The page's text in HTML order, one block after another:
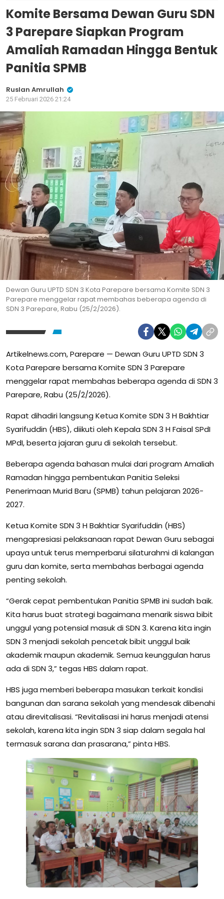
Komite Bersama Dewan Guru SDN
3 Parepare Siapkan Program
Amaliah Ramadan Hingga Bentuk
Panitia SPMB
Ruslan Amrullah
25 Februari 2026 21:24
Dewan Guru UPTD SDN 3 Kota Parepare bersama Komite SDN 3
Parepare menggelar rapat membahas beberapa agenda di
SDN 3 Parepare, Rabu (25/2/2026).
Artikelnews.com, Parepare — Dewan Guru UPTD SDN 3
Kota Parepare bersama Komite SDN 3 Parepare
menggelar rapat membahas beberapa agenda di SDN 3
Parepare, Rabu (25/2/2026).
Rapat dihadiri langsung Ketua Komite SDN 3 H Bakhtiar
Syarifuddin (HBS), diikuti oleh Kepala SDN 3 H Faisal SPdI
MPdI, beserta jajaran guru di sekolah tersebut.
Beberapa agenda bahasan mulai dari program Amaliah
Ramadan hingga pembentukan Panitia Seleksi
Penerimaan Murid Baru (SPMB) tahun pelajaran 2026-
2027.
Ketua Komite SDN 3 H Bakhtiar Syarifuddin (HBS)
mengapresiasi pelaksanaan rapat Dewan Guru sebagai
upaya untuk terus memperbarui silaturahmi di kalangan
guru dan komite, serta membahas berbagai agenda
penting sekolah.
“Gerak cepat pembentukan Panitia SPMB ini sudah baik.
Kita harus buat strategi bagaimana menarik siswa bibit
unggul yang potensial masuk di SDN 3. Karena kita ingin
SDN 3 menjadi sekolah pencetak bibit unggul baik
akademik maupun akademik. Semua keunggulan harus
ada di SDN 3,” tegas HBS dalam rapat.
HBS juga memberi beberapa masukan terkait kondisi
bangunan dan sarana sekolah yang mendesak dibenahi
atau direvitalisasi. “Revitalisasi ini harus menjadi atensi
sekolah, karena kita ingin SDN 3 siap dalam segala hal
termasuk sarana dan prasarana,” pinta HBS.